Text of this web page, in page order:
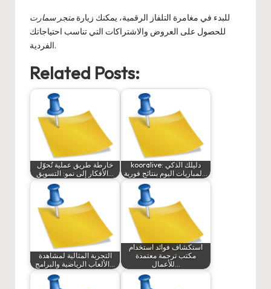
للبدء في مغامرة التلفاز الرقمية، يمكنك زيارة متجر سمارت
للحصول على العروض والاشتراكات التي تناسب احتياجاتك
الفردية.
Related Posts:
خارطة طريق عملية تُحوّل
الأفكار إلى نمو: التسويق…
kooralive: دليلك الذكي
لمباريات اليوم بنتائج فورية…
التجربة المثالية لمشاهدة
الألعاب الرياضية والبرامج…
استكشاف فوائد استخدام
مكتب ترجمة معتمدة
للأعمال…